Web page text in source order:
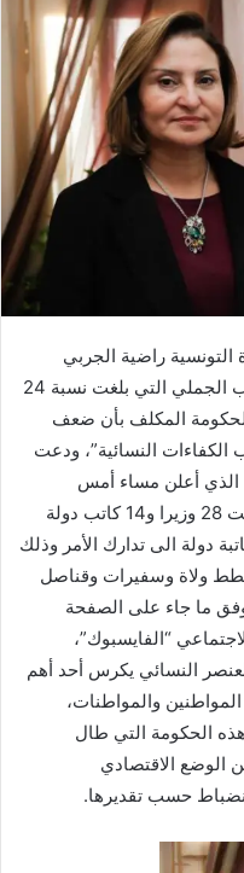
التونسية راضية الجربي
ضعف تمثيلي المرأة في حكومة الحبيب الجملي التي بلغت نسبة 24
المكلف بأن ضعف
الكفاءات النسائية”، ودعت
الذي أعلن مساء أمس
الخميس عن تركيبة الحكومة التي ضمت 28 وزيرا و14 كاتب دولة
كاتبة دولة الى تدارك الأمر وذلك
ولاة وسفيرات وقناصل
وفق ما جاء على الصفحة
“الفايسبوك”،
النسائي يكرس أحد أهم
والمواطنات،
الحكومة التي طال
الوضع الاقتصادي
حسب تقديرها.